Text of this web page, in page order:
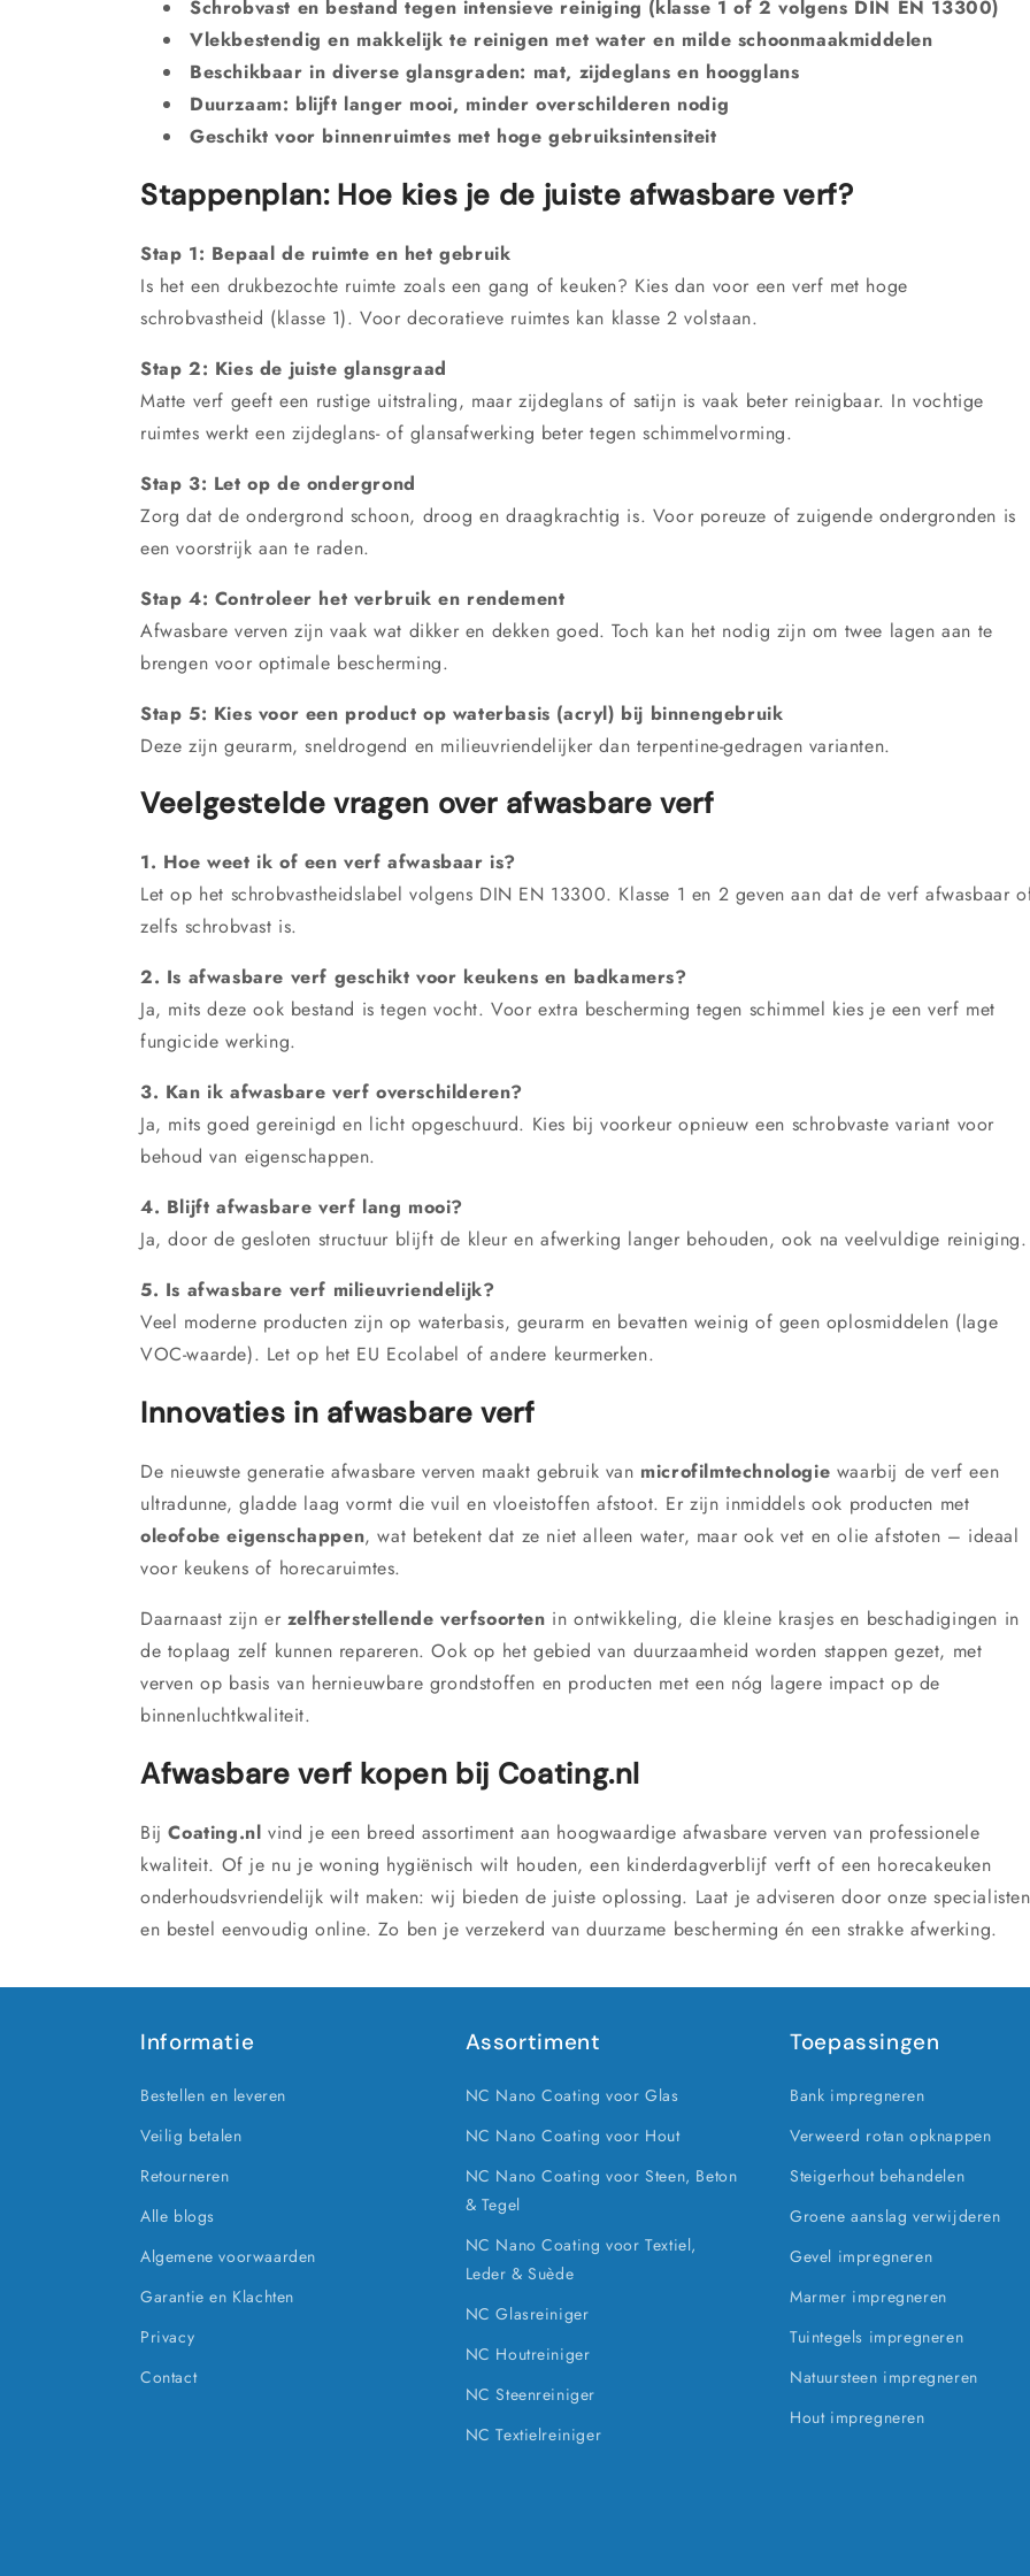
Schrobvast en bestand tegen intensieve reiniging (klasse 1 of 2 volgens DIN EN 13300)
Vlekbestendig en makkelijk te reinigen met water en milde schoonmaakmiddelen
Beschikbaar in diverse glansgraden: mat, zijdeglans en hoogglans
Duurzaam: blijft langer mooi, minder overschilderen nodig
Geschikt voor binnenruimtes met hoge gebruiksintensiteit
Stappenplan: Hoe kies je de juiste afwasbare verf?
Stap 1: Bepaal de ruimte en het gebruik
Is het een drukbezochte ruimte zoals een gang of keuken? Kies dan voor een verf met hoge
schrobvastheid (klasse 1). Voor decoratieve ruimtes kan klasse 2 volstaan.
Stap 2: Kies de juiste glansgraad
Matte verf geeft een rustige uitstraling, maar zijdeglans of satijn is vaak beter reinigbaar. In vochtige
ruimtes werkt een zijdeglans- of glansafwerking beter tegen schimmelvorming.
Stap 3: Let op de ondergrond
Zorg dat de ondergrond schoon, droog en draagkrachtig is. Voor poreuze of zuigende ondergronden is
een voorstrijk aan te raden.
Stap 4: Controleer het verbruik en rendement
Afwasbare verven zijn vaak wat dikker en dekken goed. Toch kan het nodig zijn om twee lagen aan te
brengen voor optimale bescherming.
Stap 5: Kies voor een product op waterbasis (acryl) bij binnengebruik
Deze zijn geurarm, sneldrogend en milieuvriendelijker dan terpentine-gedragen varianten.
Veelgestelde vragen over afwasbare verf
1. Hoe weet ik of een verf afwasbaar is?
Let op het schrobvastheidslabel volgens DIN EN 13300. Klasse 1 en 2 geven aan dat de verf afwasbaar
zelfs schrobvast is.
2. Is afwasbare verf geschikt voor keukens en badkamers?
Ja, mits deze ook bestand is tegen vocht. Voor extra bescherming tegen schimmel kies je een verf met
fungicide werking.
3. Kan ik afwasbare verf overschilderen?
Ja, mits goed gereinigd en licht opgeschuurd. Kies bij voorkeur opnieuw een schrobvaste variant voor
behoud van eigenschappen.
4. Blijft afwasbare verf lang mooi?
Ja, door de gesloten structuur blijft de kleur en afwerking langer behouden, ook na veelvuldige reiniging.
5. Is afwasbare verf milieuvriendelijk?
Veel moderne producten zijn op waterbasis, geurarm en bevatten weinig of geen oplosmiddelen (lage
VOC-waarde). Let op het EU Ecolabel of andere keurmerken.
Innovaties in afwasbare verf
De nieuwste generatie afwasbare verven maakt gebruik van microfilmtechnologie waarbij de verf een
ultradunne, gladde laag vormt die vuil en vloeistoffen afstoot. Er zijn inmiddels ook producten met
oleofobe eigenschappen, wat betekent dat ze niet alleen water, maar ook vet en olie afstoten – ideaal
voor keukens of horecaruimtes.
Daarnaast zijn er zelfherstellende verfsoorten in ontwikkeling, die kleine krasjes en beschadigingen in
de toplaag zelf kunnen repareren. Ook op het gebied van duurzaamheid worden stappen gezet, met
verven op basis van hernieuwbare grondstoffen en producten met een nóg lagere impact op de
binnenluchtkwaliteit.
Afwasbare verf kopen bij Coating.nl
BijCoating.nl vind je een breed assortiment aan hoogwaardige afwasbare verven van professionele
kwaliteit. Of je nu je woning hygiënisch wilt houden, een kinderdagverblijf verft of een horecakeuken
onderhoudsvriendelijk wilt maken: wij bieden de juiste oplossing. Laat je adviseren door onze specialisten
en bestel eenvoudig online. Zo ben je verzekerd van duurzame bescherming én een strakke afwerking.
Informatie
Bestellen en leveren
Veilig betalen
Retourneren
Alle blogs
Algemene voorwaarden
Garantie en Klachten
Privacy
Contact
Assortiment
NC Nano Coating voor Glas
NC Nano Coating voor Hout
NC Nano Coating voor Steen, Beton
& Tegel
NC Nano Coating voor Textiel,
Leder & Suède
NC Glasreiniger
NC Houtreiniger
NC Steenreiniger
NC Textielreiniger
Toepassingen
Bank impregneren
Verweerd rotan opknappen
Steigerhout behandelen
Groene aanslag verwijderen
Gevel impregneren
Marmer impregneren
Tuintegels impregneren
Natuursteen impregneren
Hout impregneren